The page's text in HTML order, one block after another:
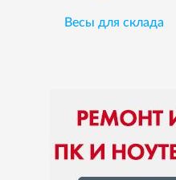
Весы для склада